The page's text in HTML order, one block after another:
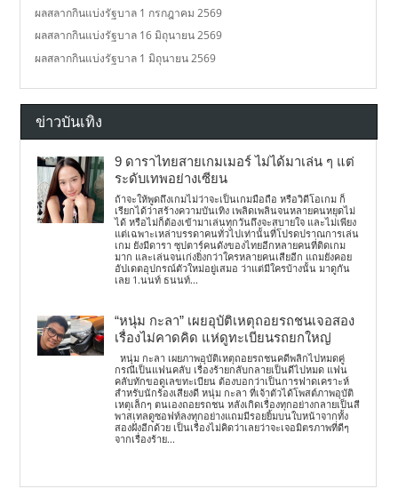
ผลสลากกินแบ่งรัฐบาล 1 กรกฎาคม 2569
ผลสลากกินแบ่งรัฐบาล 16 มิถุนายน 2569
ผลสลากกินแบ่งรัฐบาล 1 มิถุนายน 2569
ข่าวบันเทิง
9 ดาราไทยสายเกมเมอร์ ไม่ได้มาเล่น ๆ แต่
ระดับเทพอย่างเซียน
ถ้าจะให้พูดถึงเกมไม่ว่าจะเป็นเกมมือถือ หรือวิดีโอเกม ก็
เรียกได้ว่าสร้างความบันเทิง เพลิดเพลินจนหลายคนหยุดไม่
ได้ หรือไม่ก็ต้องเข้ามาเล่นทุกวันถึงจะสบายใจ และไม่เพียง
แต่เฉพาะเหล่าบรรดาคนทั่วไปเท่านั้นที่โปรดปราณการเล่น
เกม ยังมีดารา ซุปตาร์คนดังของไทยอีกหลายคนที่ติดเกม
มาก และเล่นจนเก่งยิ่งกว่าใครหลายคนเสียอีก แถมยังคอย
อัปเดตอุปกรณ์ตัวใหม่อยู่เสมอ ว่าแต่มีใครบ้างนั้น มาดูกัน
เลย 1.นนท์ ธนนท์...
“หนุ่ม กะลา” เผยอุบัติเหตุถอยรถชนเจอสอง
เรื่องไม่คาดคิด แห่ดูทะเบียนรถยกใหญ่
หนุ่ม กะลา เผยภาพอุบัติเหตุถอยรถชนคดีพลิกไปหมดคู่
กรณีเป็นแฟนคลับ เรื่องร้ายกลับกลายเป็นดีไปหมด แฟน
คลับทักขอดูเลขทะเบียน ต้องบอกว่าเป็นการฟาดเคราะห์
สำหรับนักร้องเสียงดี หนุ่ม กะลา ที่เจ้าตัวได้โพสต์ภาพอุบัติ
เหตุเล็กๆ ตนเองถอยรถชน หลังเกิดเรื่องทุกอย่างกลายเป็นสี
พาสเทลดูซอฟท์ลงทุกอย่างแถมมีรอยยิ้มบนใบหน้าจากทั้ง
สองฝั่งอีกด้วย เป็นเรื่องไม่คิดว่าเลยว่าจะเจอมิตรภาพที่ดีๆ
จากเรื่องร้าย...